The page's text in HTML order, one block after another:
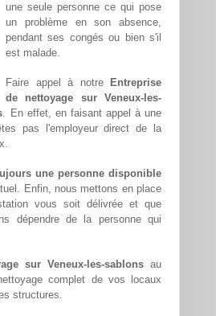
une seule personne ce qui pose
un problème en son absence,
pendant ses congés ou bien s'il
est malade.
Faire appel à notre
Entreprise
de nettoyage sur Veneux-les-
. En effet, en faisant appel à une
pas l'employeur direct de la
une personne disponible
Enfin, nous mettons en place
vous soit délivrée et que
dépendre de la personne qui
sur Veneux-les-sablons au
complet de vos locaux
structures.